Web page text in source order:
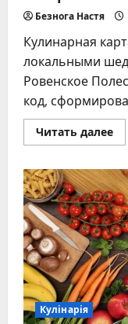
Безнога Настя
Кулинарная
локальными
Ровенское
код,
Читать далее
с
и
Кулінарія